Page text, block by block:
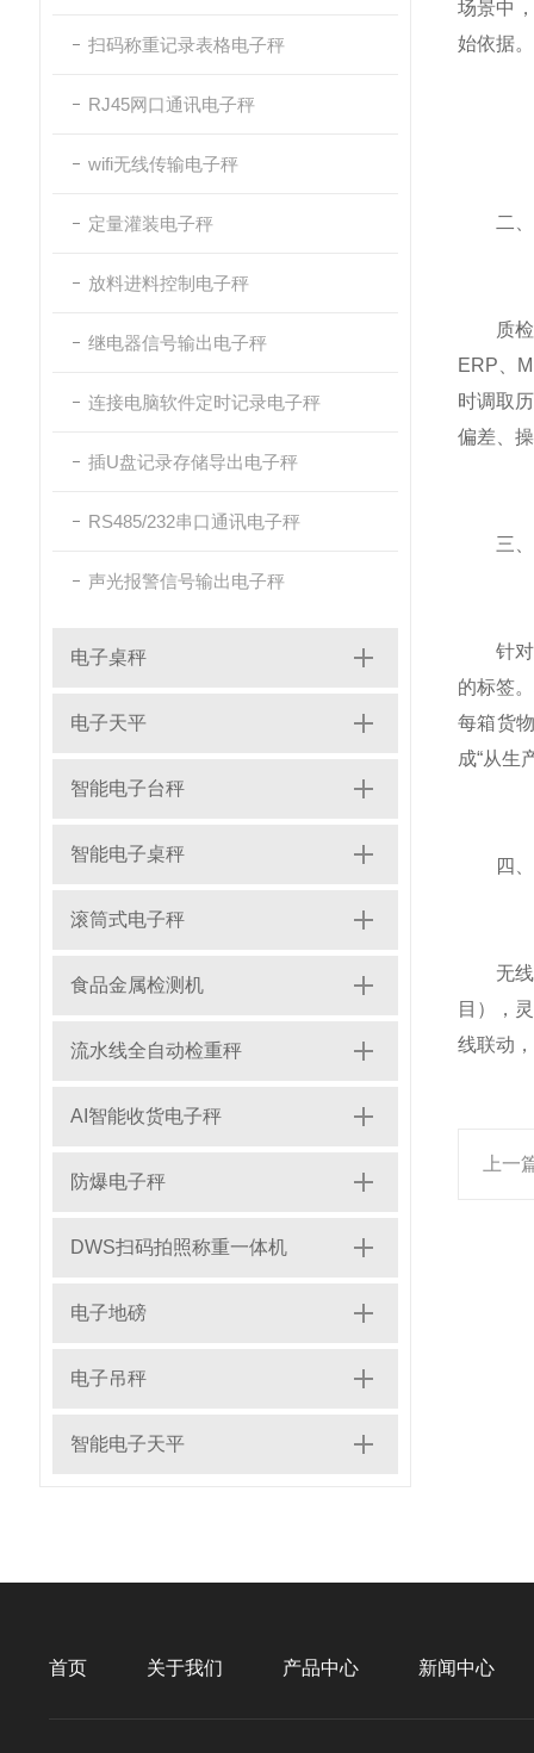
扫码称重记录表格电子秤
RJ45网口通讯电子秤
wifi无线传输电子秤
定量灌装电子秤
放料进料控制电子秤
继电器信号输出电子秤
连接电脑软件定时记录电子秤
插U盘记录存储导出电子秤
RS485/232串口通讯电子秤
声光报警信号输出电子秤
电子桌秤
电子天平
智能电子台秤
智能电子桌秤
滚筒式电子秤
食品金属检测机
流水线全自动检重秤
AI智能收货电子秤
防爆电子秤
DWS扫码拍照称重一体机
电子地磅
电子吊秤
智能电子天平
场景中
始依据。
二、
质检追
ERP、
时调取
偏差、
三、即
针对需
的标签
每箱货
成“从生
四、
无线打
目），
线联动
上一
首页 关于我们 产品中心 新闻中心